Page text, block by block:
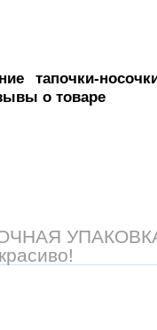
тапочки-
о товаре